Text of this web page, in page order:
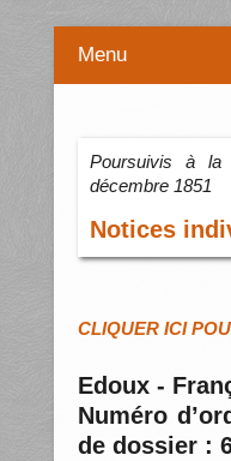
Menu
Poursuivis à la
décembre 1851
Notices
CLIQUER ICI
Edoux -
Numéro
de dossier :